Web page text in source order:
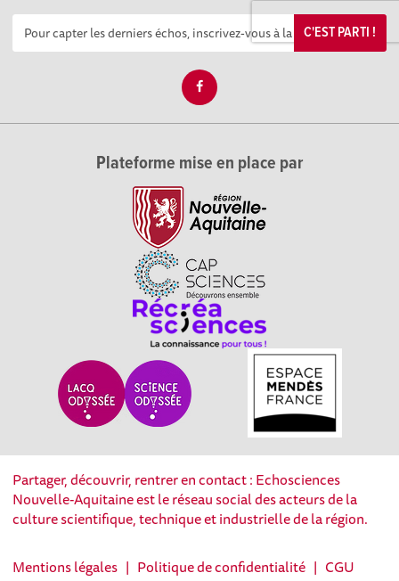
C'EST PARTI !
Plateforme mise en place par
Partager, découvrir, rentrer en contact : Echosciences
Nouvelle-Aquitaine est le réseau social des acteurs de la
culture scientifique, technique et industrielle de la région.
Mentions légales | Politique de confidentialité | CGU